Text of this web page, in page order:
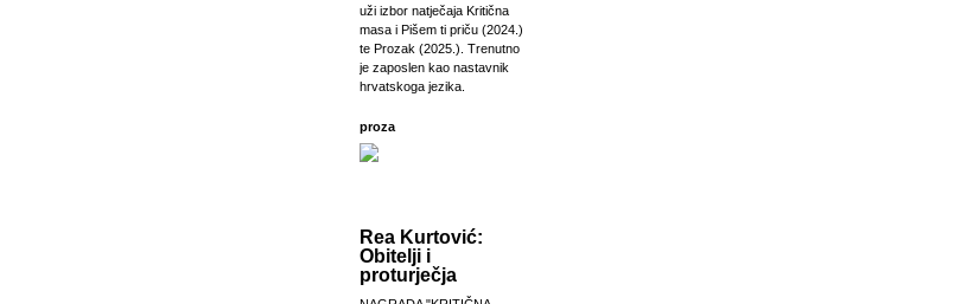
uži izbor natječaja Kritična
masa i Pišem ti priču (2024.)
te Prozak (2025.). Trenutno
je zaposlen kao nastavnik
hrvatskoga jezika.
proza
Rea Kurtović:
Obitelji i
proturječja